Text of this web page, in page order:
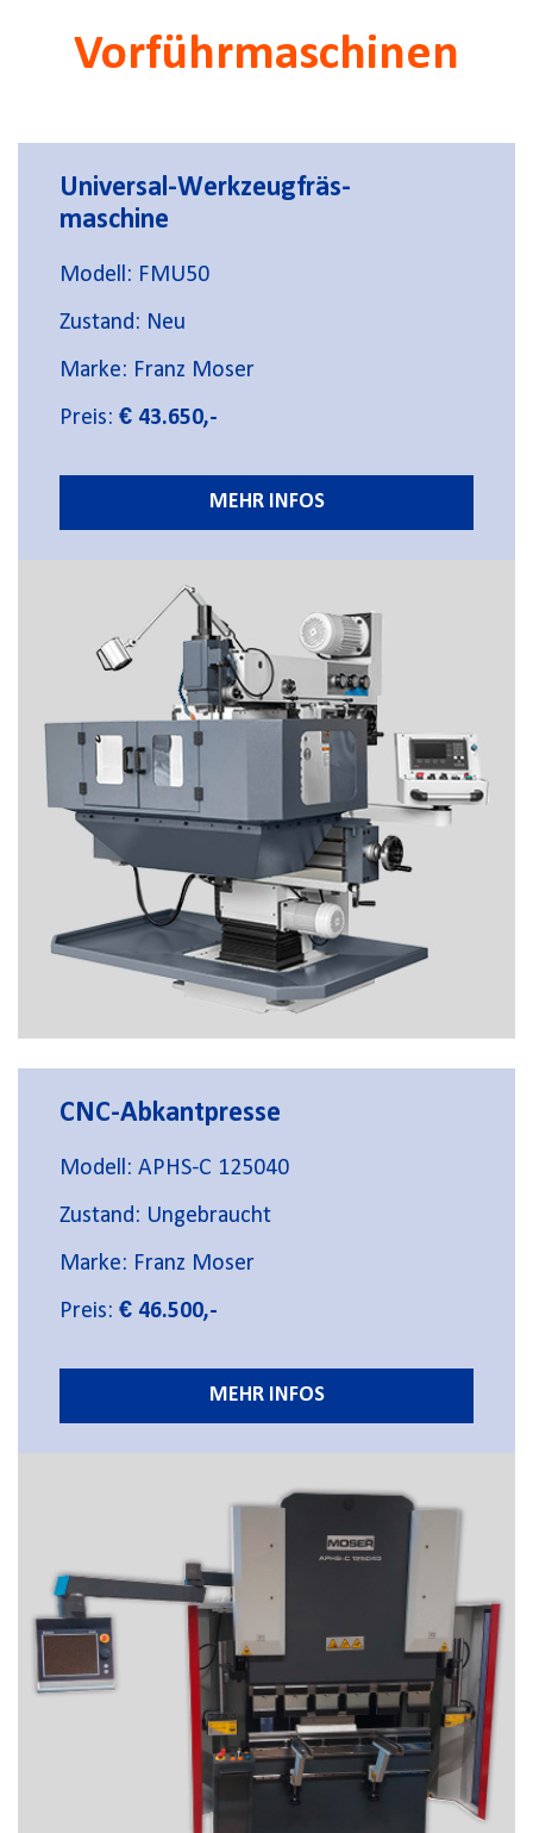
Vorführmaschinen
Universal-Werkzeugfräs-
maschine
Modell: FMU50
Zustand: Neu
Marke: Franz Moser
Preis: € 43.650,-
MEHR INFOS
CNC-Abkantpresse
Modell: APHS-C 125040
Zustand: Ungebraucht
Marke: Franz Moser
Preis: € 46.500,-
MEHR INFOS